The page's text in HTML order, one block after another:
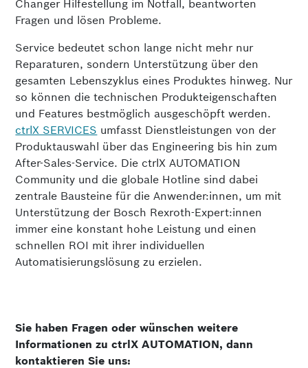
Changer Hilfestellung im Notfall, beant­worten
Fragen und lösen Probleme.
Service bedeutet schon lange nicht mehr nur
Reparaturen, sondern Unter­stützung über den
gesamten Lebenszyklus eines Produktes hinweg. Nur
so können die technischen Produkteigenschaften
und Features bestmöglich ausge­schöpft wer­den.
ctrlX SERVICES umfasst Dienstleistungen von der
Produktaus­wahl über das Engineering bis hin zum
After-Sales-Service. Die ctrlX AUTOMA­TION
Community und die globale Hotline sind dabei
zentrale Bausteine für die Anwender:innen, um mit
Unterstützung der Bosch Rexroth-Expert:innen
immer eine konstant hohe Leistung und einen
schnellen ROI mit ihrer individuellen
Automatisierungslösung zu erzielen.
Sie haben Fragen oder wünschen weitere
Informationen zu ctrlX AUTOMATION, dann
kontaktieren Sie uns: